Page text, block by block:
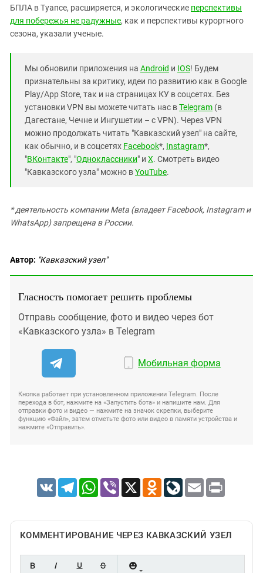
БПЛА в Туапсе, расширяется, и экологические перспективы
для побережья не радужные, как и перспективы курортного
сезона, указали ученые.
Мы обновили приложения на Android и IOS! Будем
признательны за критику, идеи по развитию как в Google
Play/App Store, так и на страницах КУ в соцсетях. Без
установки VPN вы можете читать нас вTelegram (в
Дагестане, Чечне и Ингушетии – с VPN). Через VPN
можно продолжать читать "Кавказский узел" на сайте,
как обычно, и в соцсетях Facebook*, Instagram*,
"ВКонтакте", "Одноклассники" и X. Смотреть видео
"Кавказского узла" можно вYouTube.
* деятельность компании Meta (владеет Facebook, Instagram и
WhatsApp) запрещена в России.
Автор: "Кавказский узел"
Гласность помогает решить проблемы
Отправь сообщение, фото и видео через бот
«Кавказского узла» в Telegram
Мобильная форма
Кнопка работает при установленном приложении Telegram. После
перехода в бот, нажмите на «Запустить бота» и напишите нам. Для
отправки фото и видео — нажмите на значок скрепки, выберите
функцию «Файл», затем отметьте фото или видео в памяти устройства и
нажмите «Отправить».
VK TelegramWhatsApp
Viber X Odnoklassniki
LiveJournal
Email Print
КОММЕНТИРОВАНИЕ ЧЕРЕЗ КАВКАЗСКИЙ УЗЕЛ